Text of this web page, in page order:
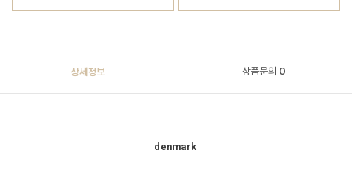
상세정보 상품문의 0
denmark